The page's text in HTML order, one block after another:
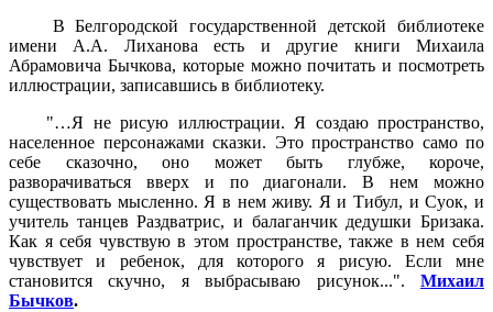
В Белгородской государственной детской библиотеке
имени А.А. Лиханова есть и другие книги Михаила
Абрамовича Бычкова, которые можно почитать и посмотреть
иллюстрации, записавшись в библиотеку.
"…Я не рисую иллюстрации. Я создаю пространство,
населенное персонажами сказки. Это пространство само по
себе сказочно, оно может быть глубже, короче,
разворачиваться вверх и по диагонали. В нем можно
существовать мысленно. Я в нем живу. Я и Тибул, и Суок, и
учитель танцев Раздватрис, и балаганчик дедушки Бризака.
Как я себя чувствую в этом пространстве, также в нем себя
чувствует и ребенок, для которого я рисую. Если мне
становится скучно, я выбрасываю рисунок...". Михаил
Бычков.